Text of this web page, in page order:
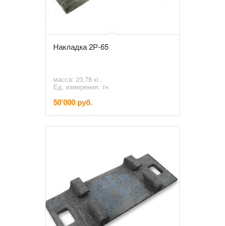
Накладка 2Р-65
масса: 23,78 кг.
Ед. измерения: тн
50'000 руб.